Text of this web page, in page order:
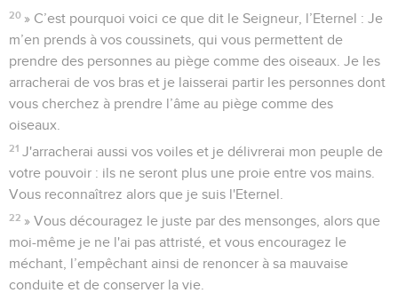
20 » C’est pourquoi voici ce que dit le Seigneur, l’Eternel : Je
m’en prends à vos coussinets, qui vous permettent de
prendre des personnes au piège comme des oiseaux. Je les
arracherai de vos bras et je laisserai partir les personnes dont
vous cherchez à prendre l’âme au piège comme des
oiseaux.
21 J'arracherai aussi vos voiles et je délivrerai mon peuple de
votre pouvoir : ils ne seront plus une proie entre vos mains.
Vous reconnaîtrez alors que je suis l'Eternel.
22 » Vous découragez le juste par des mensonges, alors que
moi-même je ne l'ai pas attristé, et vous encouragez le
méchant, l’empêchant ainsi de renoncer à sa mauvaise
conduite et de conserver la vie.